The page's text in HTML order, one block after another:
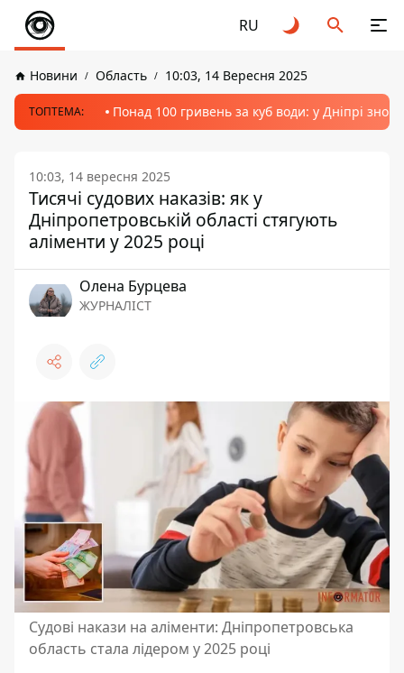
RU
Новини Область 10:03, 14 Вересня 2025
ТОПТЕМА: Понад 100 гривень за куб води: у Дніпрі
10:03, 14 вересня 2025
Тисячі судових наказів: як у
Дніпропетровській області стягують
аліменти у 2025 році
Олена Бурцева
ЖУРНАЛІСТ
Судові накази на аліменти: Дніпропетровська
область стала лідером у 2025 році